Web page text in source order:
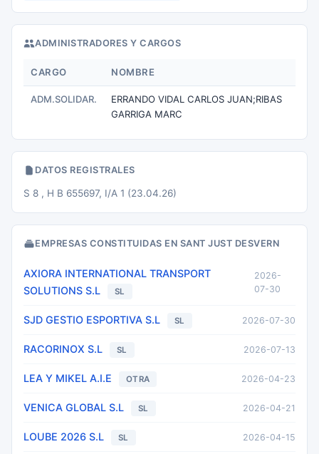
ADMINISTRADORES Y CARGOS
CARGO NOMBRE
ADM.SOLIDAR.
ERRANDO VIDAL CARLOS JUAN;RIBAS
GARRIGA MARC
DATOS REGISTRALES
S 8 , H B 655697, I/A 1 (23.04.26)
EMPRESAS CONSTITUIDAS EN SANT JUST DESVERN
AXIORA INTERNATIONAL TRANSPORT
SOLUTIONS S.L
SL
2026-
07-30
SJD GESTIO ESPORTIVA S.L SL 2026-07-30
RACORINOX S.L SL 2026-07-13
LEA Y MIKEL A.I.E OTRA 2026-04-23
VENICA GLOBAL S.L SL 2026-04-21
LOUBE 2026 S.L SL 2026-04-15